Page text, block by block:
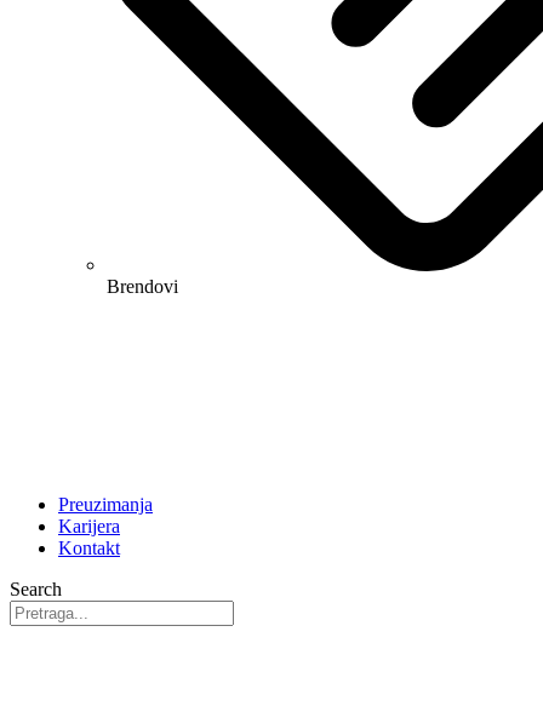
Brendovi
Preuzimanja
Karijera
Kontakt
Search